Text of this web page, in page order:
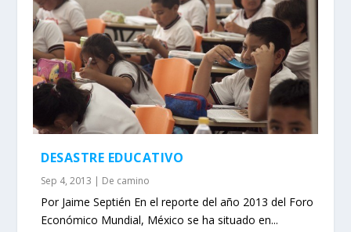
DESASTRE EDUCATIVO
Sep 4, 2013 | De camino
Por Jaime Septién En el reporte del año 2013 del Foro
Económico Mundial, México se ha situado en...